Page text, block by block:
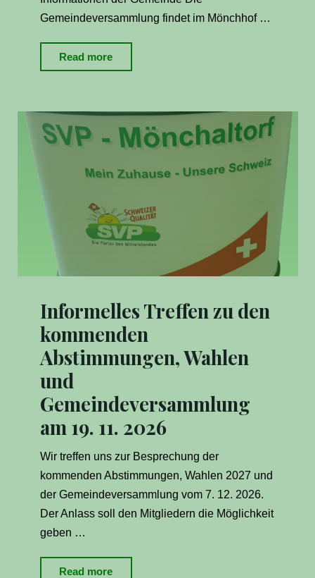
Gemeindeversammlung findet im Mönchhof …
Read more
12.
2026"
Informelles Treffen zu den
kommenden
Abstimmungen, Wahlen
und
Gemeindeversammlung
am 19. 11. 2026
Wir treffen uns zur Besprechung der
kommenden Abstimmungen, Wahlen 2027 und
der Gemeindeversammlung vom 7. 12. 2026.
Der Anlass soll den Mitgliedern die Möglichkeit
geben …
Read more